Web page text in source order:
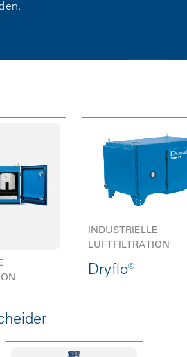
INDUSTRIELLE
LUFTFILTRATION
Dryflo®